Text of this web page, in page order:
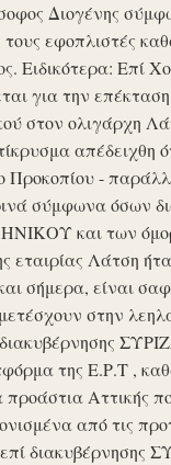
Διογένης
τους εφοπλιστές
Ειδικότερα:
για την
στον ολιγάρχη
απέδειχθη
Προκοπίου -
σύμφωνα όσων
και των
εταιρίας Λάτση
σήμερα, είναι
στην
της Ε.Ρ.Τ ,
προάστια Αττικής
από τις
διακυβέρνησης